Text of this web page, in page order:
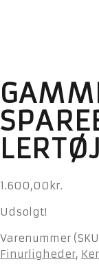
LERTØJ
1.600,00 kr.
Udsolgt!
Varenummer
Finurligheder,